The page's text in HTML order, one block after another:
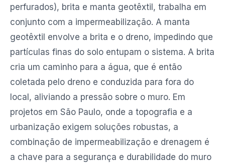
perfurados), brita e manta geotêxtil, trabalha em
conjunto com a impermeabilização. A manta
geotêxtil envolve a brita e o dreno, impedindo que
partículas finas do solo entupam o sistema. A brita
cria um caminho para a água, que é então
coletada pelo dreno e conduzida para fora do
local, aliviando a pressão sobre o muro. Em
projetos em São Paulo, onde a topografia e a
urbanização exigem soluções robustas, a
combinação de impermeabilização e drenagem é
a chave para a segurança e durabilidade do muro